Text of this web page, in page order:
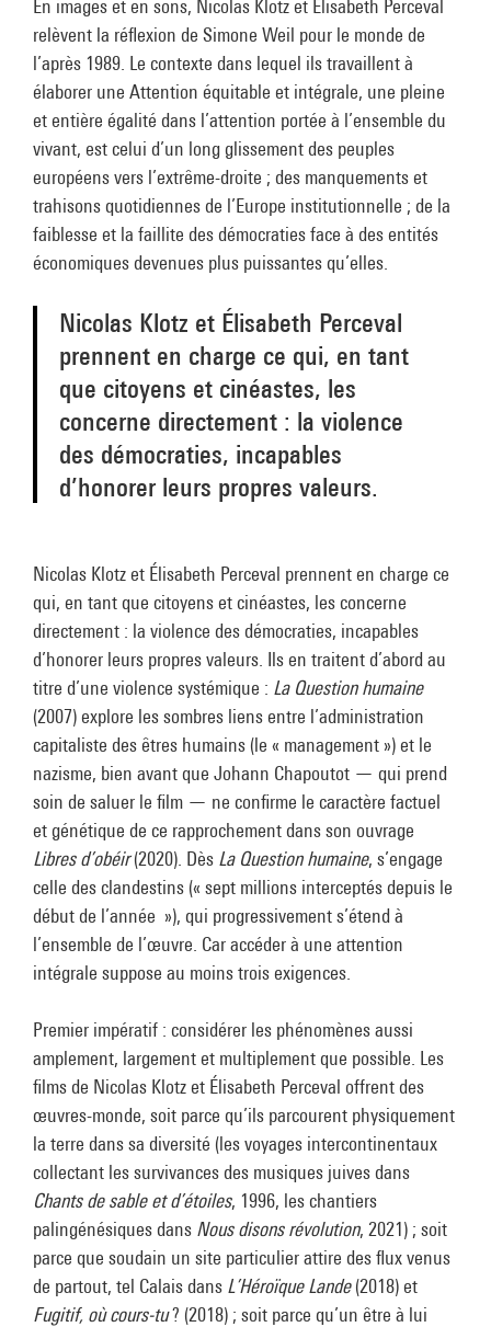
En images et en sons, Nicolas Klotz et Élisabeth Perceval
relèvent la réflexion de Simone Weil pour le monde de
l’après 1989. Le contexte dans lequel ils travaillent à
élaborer une Attention équitable et intégrale, une pleine
et entière égalité dans l’attention portée à l’ensemble du
vivant, est celui d’un long glissement des peuples
européens vers l’extrême-droite ; des manquements et
trahisons quotidiennes de l’Europe institutionnelle ; de la
faiblesse et la faillite des démocraties face à des entités
économiques devenues plus puissantes qu’elles.
Nicolas Klotz et Élisabeth Perceval
prennent en charge ce qui, en tant
que citoyens et cinéastes, les
concerne directement : la violence
des démocraties, incapables
d’honorer leurs propres valeurs.
Nicolas Klotz et Élisabeth Perceval prennent en charge ce
qui, en tant que citoyens et cinéastes, les concerne
directement : la violence des démocraties, incapables
d’honorer leurs propres valeurs. Ils en traitent d’abord au
titre d’une violence systémique : La Question humaine
(2007) explore les sombres liens entre l’administration
capitaliste des êtres humains (le « management ») et le
nazisme, bien avant que Johann Chapoutot — qui prend
soin de saluer le film — ne confirme le caractère factuel
et génétique de ce rapprochement dans son ouvrage
Libres d’obéir(2020). Dès La Question humaine, s’engage
celle des clandestins (« sept millions interceptés depuis le
début de l’année »), qui progressivement s’étend à
l’ensemble de l’œuvre. Car accéder à une attention
intégrale suppose au moins trois exigences.
Premier impératif : considérer les phénomènes aussi
amplement, largement et multiplement que possible. Les
films de Nicolas Klotz et Élisabeth Perceval offrent des
œuvres-monde, soit parce qu’ils parcourent physiquement
la terre dans sa diversité (les voyages intercontinentaux
collectant les survivances des musiques juives dans
Chants de sable et d’étoiles, 1996, les chantiers
palingénésiques dans Nous disons révolution, 2021) ; soit
parce que soudain un site particulier attire des flux venus
de partout, tel Calais dans L’Héroïque Lande(2018) et
Fugitif, où cours-tu? (2018) ; soit parce qu’un être à lui